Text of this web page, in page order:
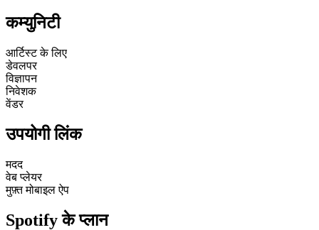
कम्युनिटी
आर्टिस्ट के लिए
डेवलपर
विज्ञापन
निवेशक
वेंडर
उपयोगी लिंक
मदद
वेब प्लेयर
मुफ़्त मोबाइल ऐप
Spotify के प्लान